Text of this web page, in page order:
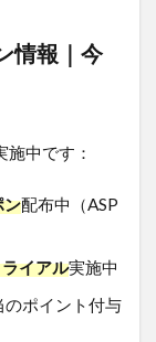
情報｜今
中です：
ン配布中（ASP
イアル実施中
のポイント付与